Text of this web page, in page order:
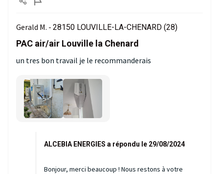
Gerald M. - 28150 LOUVILLE-LA-CHENARD (28)
PAC air/air Louville la Chenard
un tres bon travail je le recommanderais
ALCEBIA ENERGIES a répondu le 29/08/2024
Bonjour, merci beaucoup ! Nous restons à votre